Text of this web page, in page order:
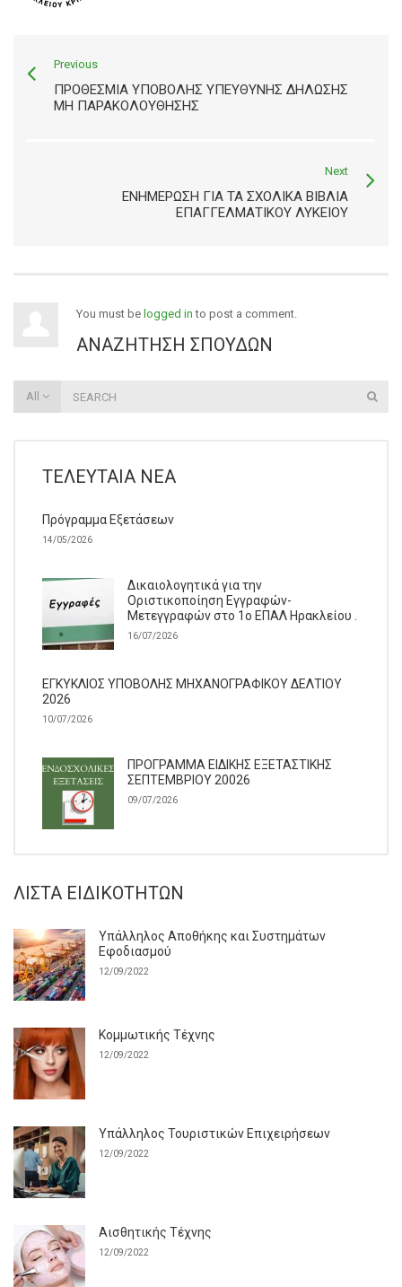
Previous
ΠΡΟΘΕΣΜΊΑ ΥΠΟΒΟΛΉΣ ΥΠΕΎΘΥΝΗΣ ΔΉΛΩΣΗΣ
ΜΗ ΠΑΡΑΚΟΛΟΎΘΗΣΗΣ
Next
ΕΝΗΜΈΡΩΣΗ ΓΙΑ ΤΑ ΣΧΟΛΙΚΆ ΒΙΒΛΊΑ
ΕΠΑΓΓΕΛΜΑΤΙΚΟΎ ΛΥΚΕΊΟΥ
You must be logged in to post a comment.
ΑΝΑΖΉΤΗΣΗ ΣΠΟΥΔΏΝ
All
ΤΕΛΕΥΤΑΊΑ ΝΈΑ
Πρόγραμμα Εξετάσεων
14/05/2026
Δικαιολογητικά για την
Οριστικοποίηση Εγγραφών-
Μετεγγραφών στο 1ο ΕΠΑΛ Ηρακλείου .
16/07/2026
ΕΓΚΥΚΛΙΟΣ ΥΠΟΒΟΛΗΣ ΜΗΧΑΝΟΓΡΑΦΙΚΟΥ ΔΕΛΤΙΟΥ
2026
10/07/2026
ΠΡΟΓΡΑΜΜΑ ΕΙΔΙΚΗΣ ΕΞΕΤΑΣΤΙΚΗΣ
ΣΕΠΤΕΜΒΡΙΟΥ 20026
09/07/2026
ΛΊΣΤΑ ΕΙΔΙΚΟΤΉΤΩΝ
Υπάλληλος Αποθήκης και Συστημάτων
Εφοδιασμού
12/09/2022
Κομμωτικής Τέχνης
12/09/2022
Υπάλληλος Τουριστικών Επιχειρήσεων
12/09/2022
Αισθητικής Τέχνης
12/09/2022